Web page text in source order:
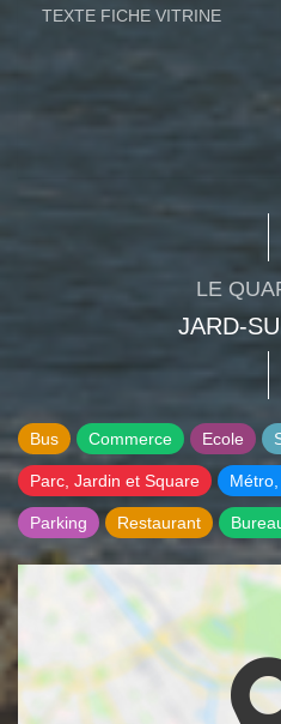
TEXTE FICHE VITRINE
LE
JARD-
Bus Commerce Ecole
Parc, Jardin et Square
Parking Restaurant